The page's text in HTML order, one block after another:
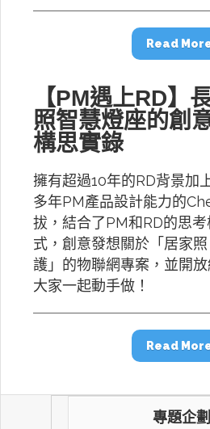
Read
【PM遇上RD】
照智慧燈座的創
構思實錄
擁有超過10年的RD背景加
多年PM產品設計能力的
拔，結合了PM和RD的思考
式，創意發想關於「居家照
護」的物聯網專案，並開
大家一起動手做！
Read
專題企劃